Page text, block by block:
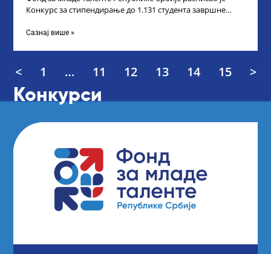
Конкурс за стипендирање до 1.131 студента завршне
Сазнај више »
< 1 … 11 12 13 14 15 >
Конкурси